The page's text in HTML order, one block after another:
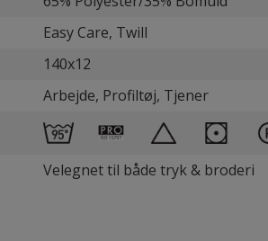
Easy Care, Twill
140x12
Arbejde, Profiltøj, Tjener
Velegnet til både tryk & broderi